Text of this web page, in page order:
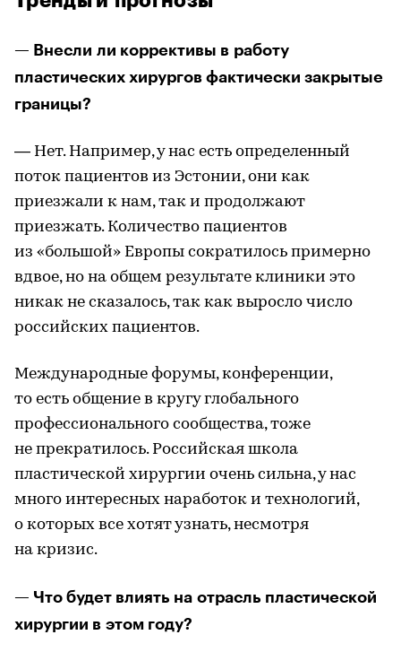
— Внесли ли коррективы в работу
пластических хирургов фактически закрытые
границы?
— Нет. Например, у нас есть определенный
поток пациентов из Эстонии, они как
приезжали к нам, так и продолжают
приезжать. Количество пациентов
из «большой» Европы сократилось примерно
вдвое, но на общем результате клиники это
никак не сказалось, так как выросло число
российских пациентов.
Международные форумы, конференции,
то есть общение в кругу глобального
профессионального сообщества, тоже
не прекратилось. Российская школа
пластической хирургии очень сильна, у нас
много интересных наработок и технологий,
о которых все хотят узнать, несмотря
на кризис.
— Что будет влиять на отрасль пластической
хирургии в этом году?